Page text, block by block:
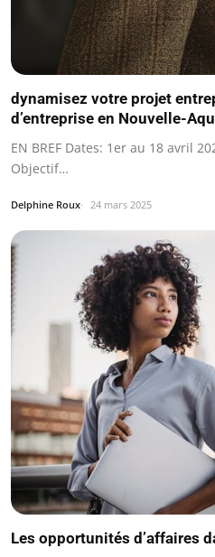
dynamisez votre projet
d’entreprise en Nouvelle-
EN BREF Dates: 1er au 18 avril
Objectif…
Delphine Roux 24 mars 2025
Les opportunités d’affaires